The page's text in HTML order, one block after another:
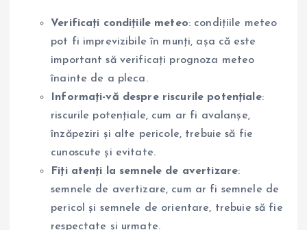
Verificați condițiile meteo: condițiile meteo
pot fi imprevizibile în munți, așa că este
important să verificați prognoza meteo
înainte de a pleca.
Informați-vă despre riscurile potențiale:
riscurile potențiale, cum ar fi avalanșe,
înzăpeziri și alte pericole, trebuie să fie
cunoscute și evitate.
Fiți atenți la semnele de avertizare:
semnele de avertizare, cum ar fi semnele de
pericol și semnele de orientare, trebuie să fie
respectate și urmate.